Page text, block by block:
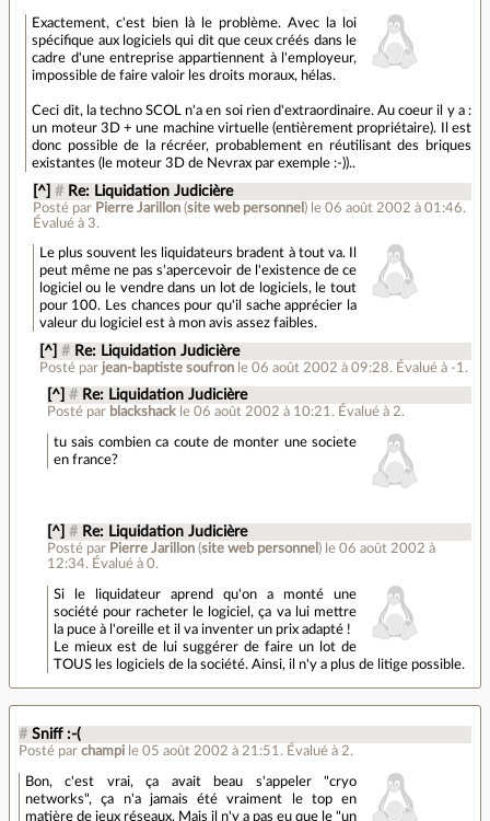
Exactement, c'est bien là le problème. Avec la loi
spécifique aux logiciels qui dit que ceux créés dans le
cadre d'une entreprise appartiennent à l'employeur,
impossible de faire valoir les droits moraux, hélas.
Ceci dit, la techno SCOL n'a en soi rien d'extraordinaire. Au coeur il y a :
un moteur 3D + une machine virtuelle (entièrement propriétaire). Il est
donc possible de la récréer, probablement en réutilisant des briques
existantes (le moteur 3D de Nevrax par exemple :-))..
[^] # Re: Liquidation Judicière
Posté par Pierre Jarillon(site web personnel ) le 06 août 2002 à 01:46.
Évalué à 3.
Le plus souvent les liquidateurs bradent à tout va. Il
peut même ne pas s'apercevoir de l'existence de ce
logiciel ou le vendre dans un lot de logiciels, le tout
pour 100. Les chances pour qu'il sache apprécier la
valeur du logiciel est à mon avis assez faibles.
[^] # Re: Liquidation Judicière
Posté par jean-baptiste soufron le 06 août 2002 à 09:28. Évalué à -1.
[^] # Re: Liquidation Judicière
Posté par blackshack le 06 août 2002 à 10:21.Évalué à 2.
tu sais combien ca coute de monter une societe
en france?
[^] # Re: Liquidation Judicière
Posté par Pierre Jarillon(site web personnel ) le 06 août 2002 à
12:34.Évalué à 0.
Si le liquidateur aprend qu'on a monté une
société pour racheter le logiciel, ça va lui mettre
la puce à l'oreille et il va inventer un prix adapté !
Le mieux est de lui suggérer de faire un lot de
TOUS les logiciels de la société. Ainsi, il n'y a plus de litige possible.
# Sniff :-(
Posté par champi le 05 août 2002 à 21:51 . Évalué à 2.
Bon, c'est vrai, ça avait beau s'appeler "cryo
networks", ça n'a jamais été vraiment le top en
matière de jeux réseaux. Mais il n'y a pas eu que le "un